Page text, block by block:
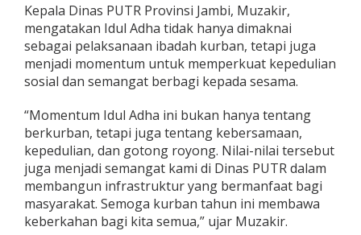
d
a
K
e
p
d
u
l
i
a
n
S
o
s
Kepala Dinas PUTR Provinsi Jambi, Muzakir,
mengatakan Idul Adha tidak hanya dimaknai
sebagai pelaksanaan ibadah kurban, tetapi juga
menjadi momentum untuk memperkuat kepedulian
sosial dan semangat berbagi kepada sesama.
“Momentum Idul Adha ini bukan hanya tentang
berkurban, tetapi juga tentang kebersamaan,
kepedulian, dan gotong royong. Nilai-nilai tersebut
juga menjadi semangat kami di Dinas PUTR dalam
membangun infrastruktur yang bermanfaat bagi
masyarakat. Semoga kurban tahun ini membawa
keberkahan bagi kita semua,” ujar Muzakir.